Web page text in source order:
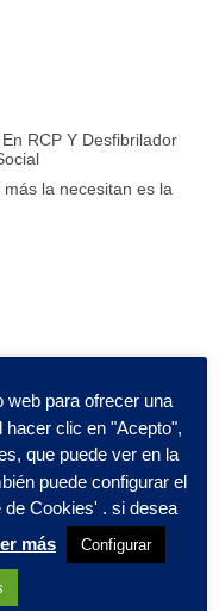
RCP Y Desfibrilador
la necesitan es la
Unen Ciencia,
Especial En El
web para ofrecer una
hacer clic en "Acepto",
que puede ver en la
puede configurar el
Cookies' . si desea
más Configurar